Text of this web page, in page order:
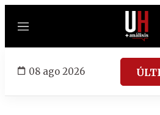
Menú
08 ago 2026